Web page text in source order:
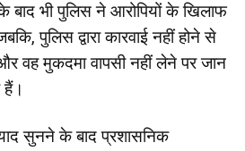
भी पुलिस ने आरोपियों के खिलाफ
पुलिस द्वारा कारवाई नहीं होने से
वह मुकदमा वापसी नहीं लेने पर जान
हैं।
सुनने के बाद प्रशासनिक